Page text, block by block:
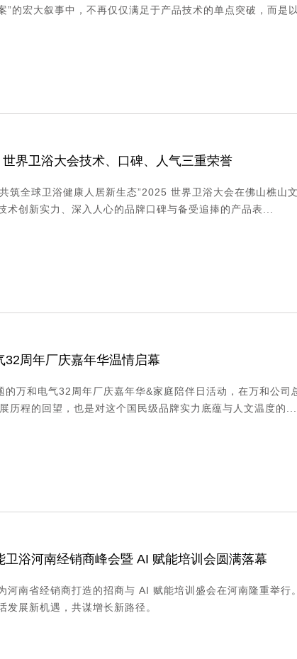
”的宏大叙事中，不再仅仅满足于产品技术的单点突破，而是
界卫浴大会技术、口碑、人气三重荣誉
筑全球卫浴健康人居新生态”2025 世界卫浴大会在佛山樵山
术创新实力、深入人心的品牌口碑与备受追捧的产品表...
周年厂庆嘉年华温情启幕
的万和电气32周年厂庆嘉年华&家庭陪伴日活动，在万和公
历程的回望，也是对这个国民级品牌实力底蕴与人文温度的...
浴河南经销商峰会暨 AI 赋能培训会圆满落幕​
河南省经销商打造的招商与 AI 赋能培训盛会在河南隆重举
展新机遇，共谋增长新路径。